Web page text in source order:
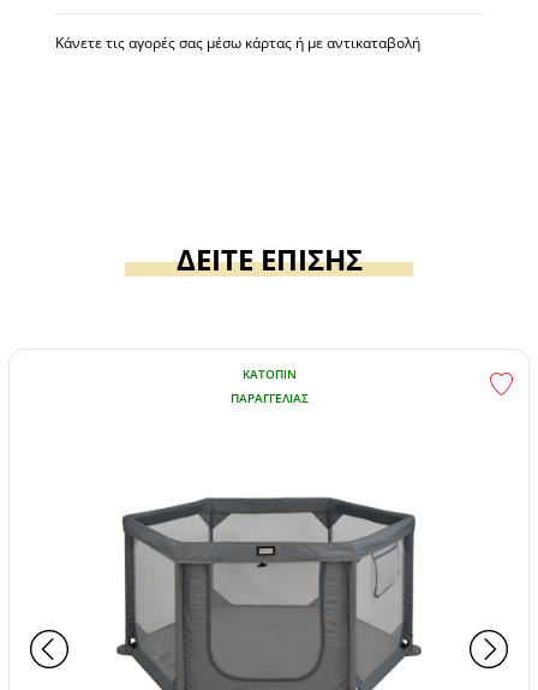
Κάνετε τις αγορές σας μέσω κάρτας ή με αντικαταβολή
ΔΕΙΤΕ ΕΠΙΣΗΣ
ΚΑΤΌΠΙΝ
ΠΑΡΑΓΓΕΛΊΑΣ